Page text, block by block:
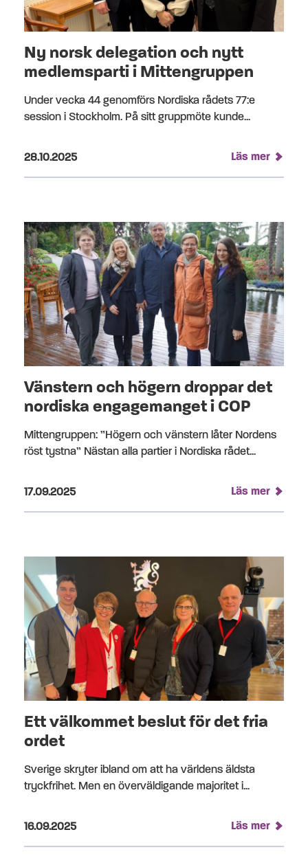
Ny norsk delegation och nytt
medlemsparti i Mittengruppen
Under vecka 44 genomförs Nordiska rådets 77:e
session i Stockholm. På sitt gruppmöte kunde...
Publicerad på:
28.10.2025 Läs mer
Vänstern och högern droppar det
nordiska engagemanget i COP
Mittengruppen: ”Högern och vänstern låter Nordens
röst tystna” Nästan alla partier i Nordiska rådet...
Publicerad på:
17.09.2025 Läs mer
Ett välkommet beslut för det fria
ordet
Sverige skryter ibland om att ha världens äldsta
tryckfrihet. Men en överväldigande majoritet i...
Publicerad på:
16.09.2025 Läs mer